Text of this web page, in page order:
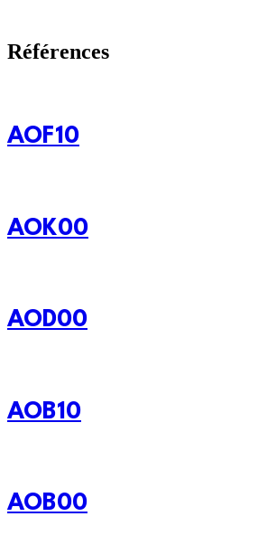
Références
AOF10
AOK00
AOD00
AOB10
AOB00